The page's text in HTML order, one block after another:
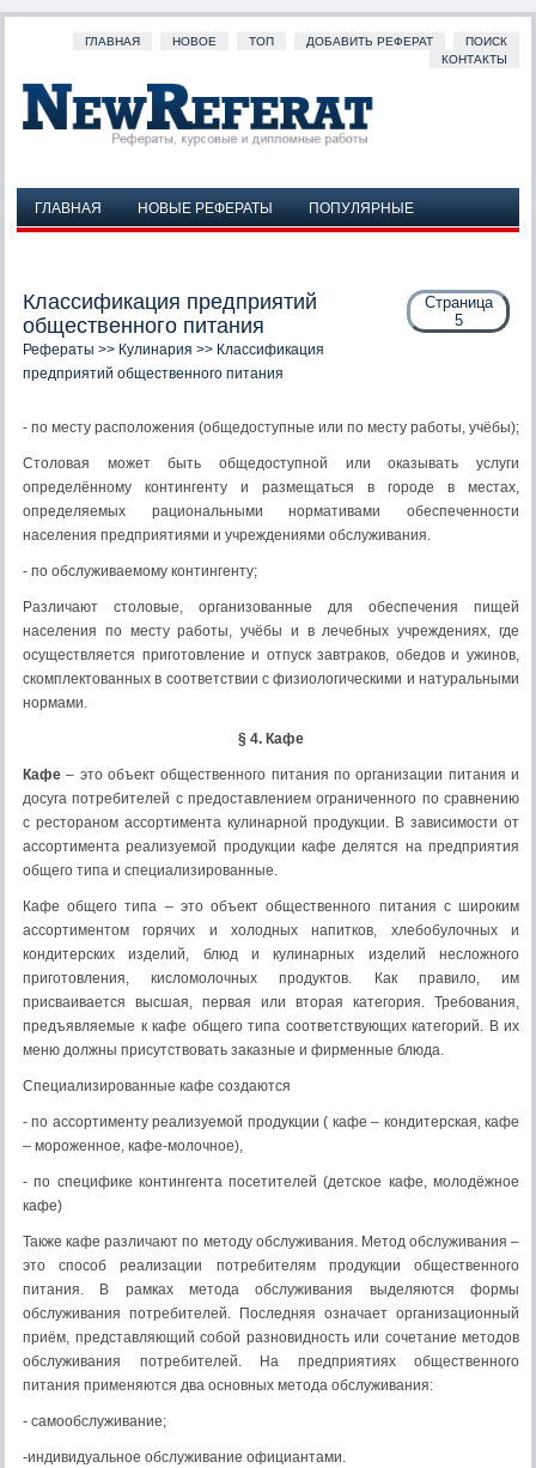
ГЛАВНАЯ НОВОЕ ТОП ДОБАВИТЬ РЕФЕРАТ
ПОИСК
КОНТАКТЫ
ГЛАВНАЯ НОВЫЕ РЕФЕРАТЫ
ПОПУЛЯРНЫЕ
Страница
5
Классификация предприятий
общественного питания
Рефераты >> Кулинария >> Классификация
предприятий общественного питания
- по месту расположения (общедоступные или по месту работы, учёбы);
Столовая может быть общедоступной или оказывать услуги
определённому контингенту и размещаться в городе в местах,
определяемых рациональными нормативами обеспеченности
населения предприятиями и учреждениями обслуживания.
- по обслуживаемому контингенту;
Различают столовые, организованные для обеспечения пищей
населения по месту работы, учёбы и в лечебных учреждениях, где
осуществляется приготовление и отпуск завтраков, обедов и ужинов,
скомплектованных в соответствии с физиологическими и натуральными
нормами.
§ 4. Кафе
Кафе – это объект общественного питания по организации питания и
досуга потребителей с предоставлением ограниченного по сравнению
с рестораном ассортимента кулинарной продукции. В зависимости от
ассортимента реализуемой продукции кафе делятся на предприятия
общего типа и специализированные.
Кафе общего типа – это объект общественного питания с широким
ассортиментом горячих и холодных напитков, хлебобулочных и
кондитерских изделий, блюд и кулинарных изделий несложного
приготовления, кисломолочных продуктов. Как правило, им
присваивается высшая, первая или вторая категория. Требования,
предъявляемые к кафе общего типа соответствующих категорий. В их
меню должны присутствовать заказные и фирменные блюда.
Специализированные кафе создаются
- по ассортименту реализуемой продукции ( кафе – кондитерская, кафе
– мороженное, кафе-молочное),
- по специфике контингента посетителей (детское кафе, молодёжное
кафе)
Также кафе различают по методу обслуживания. Метод обслуживания –
это способ реализации потребителям продукции общественного
питания. В рамках метода обслуживания выделяются формы
обслуживания потребителей. Последняя означает организационный
приём, представляющий собой разновидность или сочетание методов
обслуживания потребителей. На предприятиях общественного
питания применяются два основных метода обслуживания:
- самообслуживание;
-индивидуальное обслуживание официантами.